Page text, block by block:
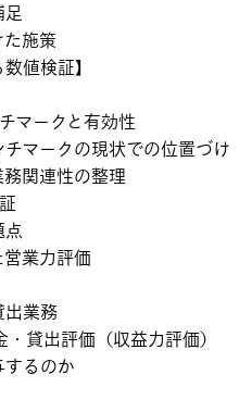
施策
値検証】
マークと有効性
マークの現状での位置づけ
関連性の整理
業力評価
業務
貸出評価（収益力評価）
るのか